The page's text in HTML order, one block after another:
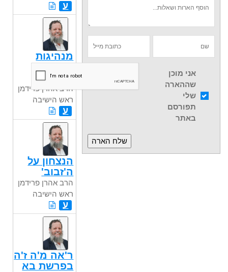
אני מוכן
שההארה
שלי
תפורסם
באתר
ע
מנהיגות
לישראל
הרב אהרן פרידמן
ראש הישיבה
ע
הנצחון על
ה'זבוב'
הרב אהרן פרידמן
ראש הישיבה
ע
ר'אה מ'ה ז'ה
בפרשת בא